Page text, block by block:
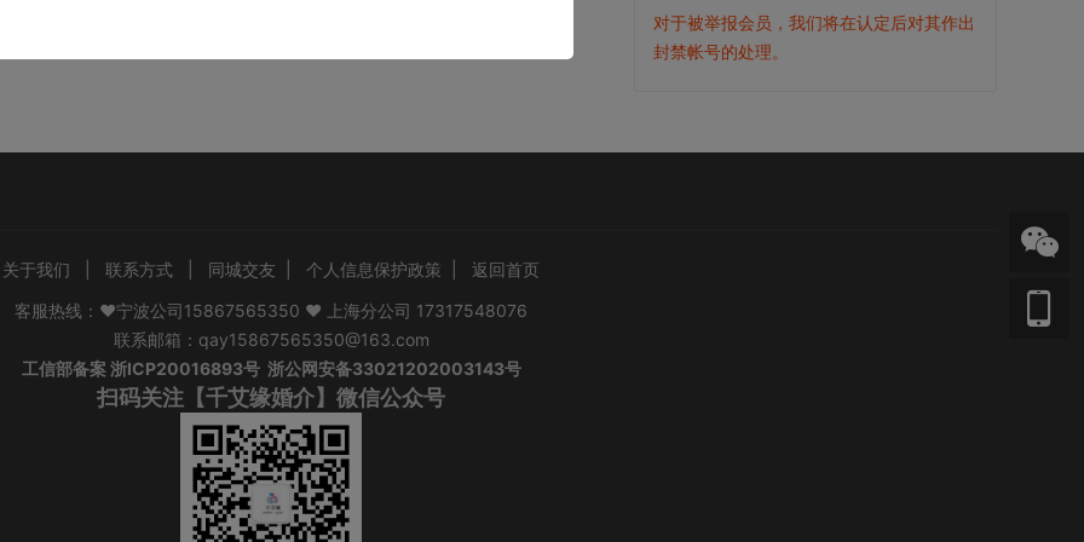
对于被举报会员，我们将在认定后对其作出
封禁帐号的处理。
关于我们 联系方式 同城交友 个人信息保护政策
返回首页
客服热线：❤宁波公司15867565350 ❤ 上海分公司 17317548076
联系邮箱：qay15867565350@163.com
工信部备案浙ICP20016893号 浙公网安备33021202003143号
扫码关注【千艾缘婚介】微信公众号